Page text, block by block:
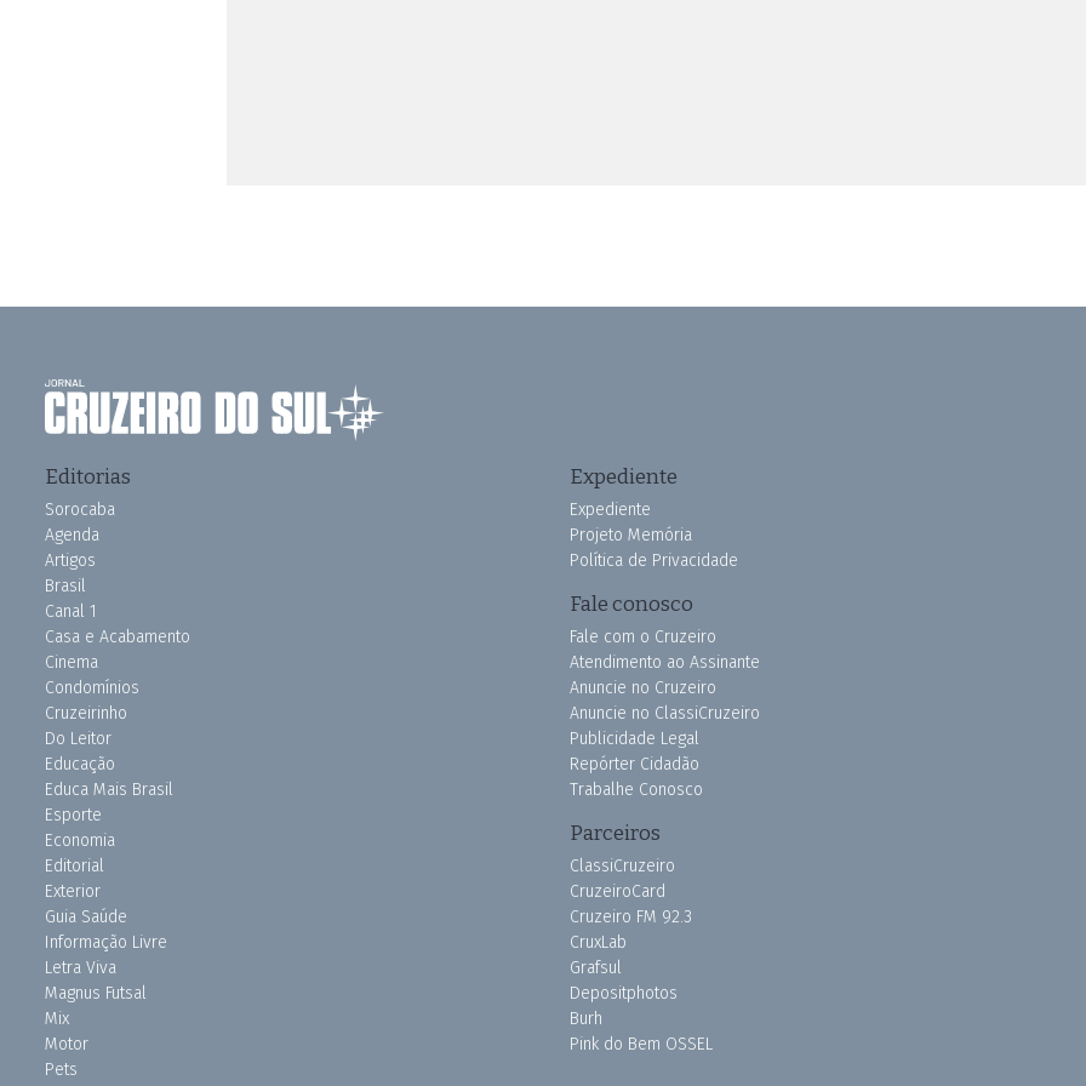
Editorias
Sorocaba
Agenda
Artigos
Brasil
Canal 1
Casa e Acabamento
Cinema
Condomínios
Cruzeirinho
Do Leitor
Educação
Educa Mais Brasil
Esporte
Economia
Editorial
Exterior
Guia Saúde
Informação Livre
Letra Viva
Magnus Futsal
Mix
Motor
Pets
Expediente
Expediente
Projeto Memória
Política de Privacidade
Fale conosco
Fale com o Cruzeiro
Atendimento ao Assinante
Anuncie no Cruzeiro
Anuncie no ClassiCruzeiro
Publicidade Legal
Repórter Cidadão
Trabalhe Conosco
Parceiros
ClassiCruzeiro
CruzeiroCard
Cruzeiro FM 92.3
CruxLab
Grafsul
Depositphotos
Burh
Pink do Bem OSSEL